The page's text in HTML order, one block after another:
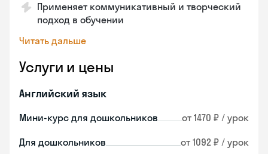
Применяет коммуникативный и творческий
подход в обучении
Читать дальше
Услуги и цены
Английский язык
Мини-курс для дошкольников от 1470 ₽ / урок
Для дошкольников от 1092 ₽ / урок